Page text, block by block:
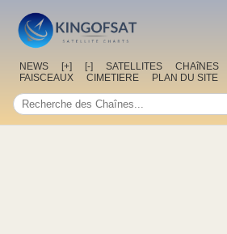
NEWS [+] [-] SATELLITES CHAîNES
FAISCEAUX
CIMETIERE PLAN DU SITE